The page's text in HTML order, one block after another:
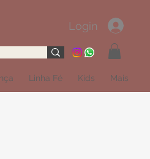
Login
Linha Fé Kids Mais